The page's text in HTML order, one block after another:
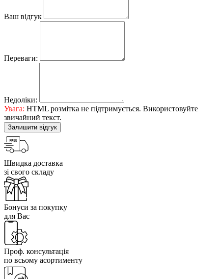
Ваш відгук
Переваги:
Недоліки:
Увага: HTML розмітка не підтримується. Використовуйте
звичайний текст.
Залишити відгук
Швидка доставка
зі свого складу
Бонуси за покупку
для Вас
Проф. консультація
по всьому асортименту